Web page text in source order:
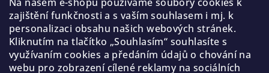
zajištění funkčnosti a s vaším souhlasem i mj. k
personalizaci obsahu našich webových stránek.
Kliknutím na tlačítko „Souhlasím“ souhlasíte s
využívaním cookies a předáním údajů o chování na
webu pro zobrazení cílené reklamy na sociálních